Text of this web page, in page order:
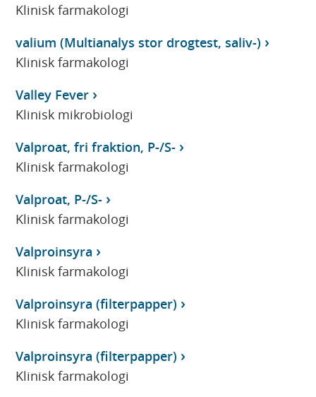
Klinisk farmakologi
valium (Multianalys stor drogtest, saliv-)
Klinisk farmakologi
Valley Fever
Klinisk mikrobiologi
Valproat, fri fraktion, P-/S-
Klinisk farmakologi
Valproat, P-/S-
Klinisk farmakologi
Valproinsyra
Klinisk farmakologi
Valproinsyra (filterpapper)
Klinisk farmakologi
Valproinsyra (filterpapper)
Klinisk farmakologi